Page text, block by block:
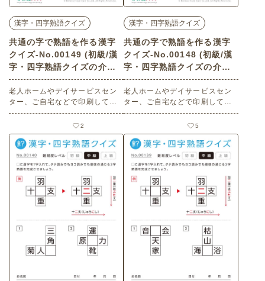
漢字・四字熟語クイズ
共通の字で熟語を作る漢字
クイズ-No.00149 (初級/漢
字・四字熟語クイズの介護
レク素材)
老人ホームやデイサービスセン
ター、ご自宅などで印刷してお
使いいただける無料の高齢者向
け介護レク素材（漢字・四字熟
語クイズ・初級）です。
2
漢字・四字熟語クイズ
共通の字で熟語を作る漢字
クイズ-No.00148 (初級/漢
字・四字熟語クイズの介護
レク素材)
老人ホームやデイサービスセン
ター、ご自宅などで印刷してお
使いいただける無料の高齢者向
け介護レク素材（漢字・四字熟
語クイズ・初級）です。
5